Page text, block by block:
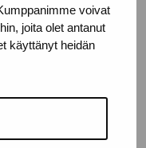
voivat
joita olet antanut
käyttänyt heidän